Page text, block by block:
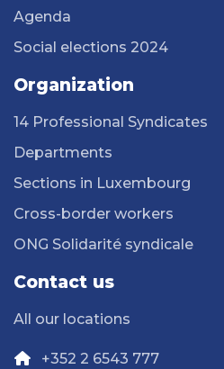
Agenda
Social elections 2024
Organization
14 Professional Syndicates
Departments
Sections in Luxembourg
Cross-border workers
ONG Solidarité syndicale
Contact us
All our locations
+352 2 6543 777